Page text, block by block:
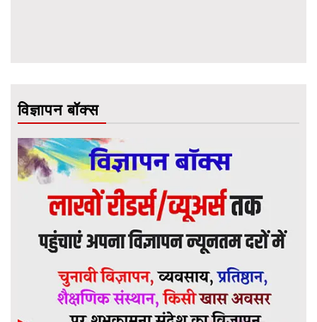
विज्ञापन बॉक्स